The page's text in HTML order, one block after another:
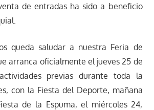
de entradas ha sido a beneficio
queda saludar a nuestra Feria de
arranca oficialmente el jueves 25 de
previas durante toda la
con la Fiesta del Deporte, mañana
de la Espuma, el miércoles 24,